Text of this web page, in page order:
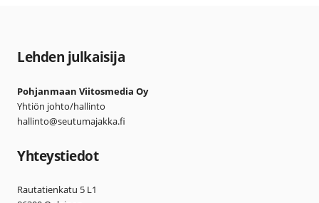
Lehden julkaisija
Pohjanmaan Viitosmedia Oy
Yhtiön johto/hallinto
hallinto@seutumajakka.fi
Yhteystiedot
Rautatienkatu 5 L1